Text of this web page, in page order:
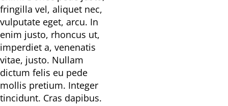
fringilla vel, aliquet nec,
vulputate eget, arcu. In
enim justo, rhoncus ut,
imperdiet a, venenatis
vitae, justo. Nullam
dictum felis eu pede
mollis pretium. Integer
tincidunt. Cras dapibus.